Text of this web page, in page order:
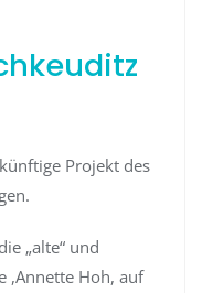
Projekt des
„alte“ und
,Annette Hoh, auf